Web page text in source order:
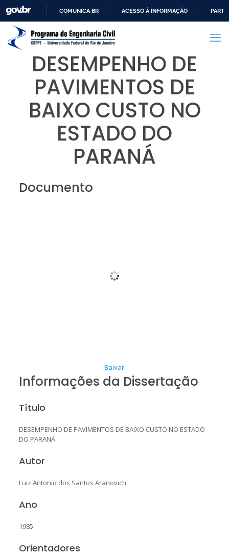
PARA
CONTEÚDO
COMUNICA BR ACESSO À INFORMAÇÃO
DESEMPENHO DE
PAVIMENTOS DE
BAIXO CUSTO NO
ESTADO DO
PARANÁ
Documento
Baixar
Informações da Dissertação
Título
DESEMPENHO DE PAVIMENTOS DE BAIXO CUSTO NO ESTADO
DO PARANÁ
Autor
Luiz Antonio dos Santos Aranovich
Ano
1985
Orientadores